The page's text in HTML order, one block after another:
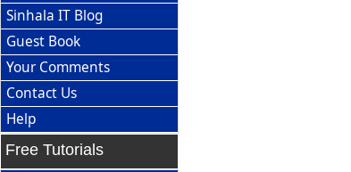
Sinhala IT Blog
Guest Book
Your Comments
Contact Us
Help
Free Tutorials